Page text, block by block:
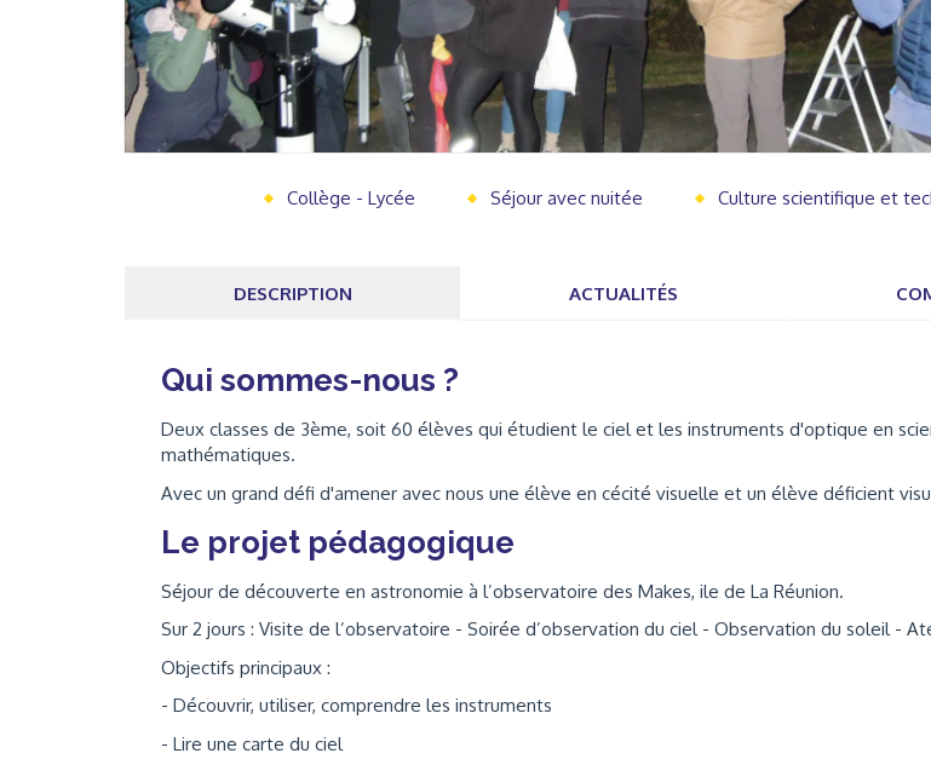
Collège - Lycée Séjour avec nuitée Culture scientifique et
DESCRIPTION ACTUALITÉS
Qui sommes-nous ?
Deux classes de 3ème, soit 60 élèves qui étudient le ciel et les instruments d'optique en
mathématiques.
Avec un grand défi d'amener avec nous une élève en cécité visuelle et un élève déficient
Le projet pédagogique
Séjour de découverte en astronomie à l’observatoire des Makes, ile de La Réunion.
Sur 2 jours : Visite de l’observatoire - Soirée d’observation du ciel - Observation du soleil -
Objectifs principaux :
- Découvrir, utiliser, comprendre les instruments
- Lire une carte du ciel